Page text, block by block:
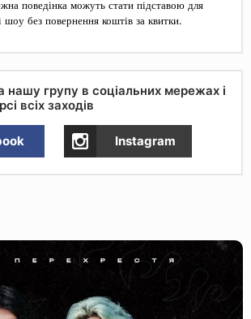
поведінка можуть стати підставою для
шоу без повернення коштів за квитки.
нашу групу в соціальних мережах і
всіх заходів
Instagram